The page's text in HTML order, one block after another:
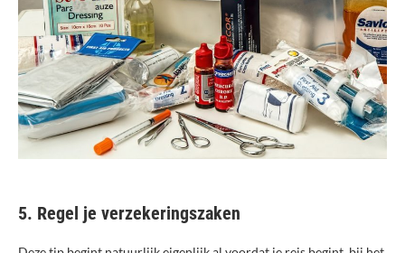
5. Regel je verzekeringszaken